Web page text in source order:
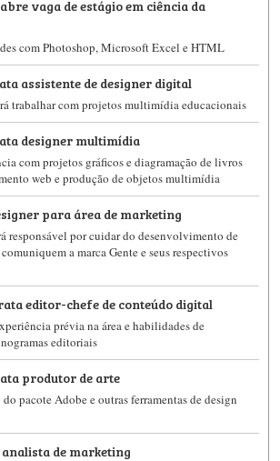
vaga de estágio em ciência da
com Photoshop, Microsoft Excel e HTML
assistente de designer digital
trabalhar com projetos multimídia educacionais
designer multimídia
com projetos gráficos e diagramação de livros
web e produção de objetos multimídia
para área de marketing
responsável por cuidar do desenvolvimento de
a marca Gente e seus respectivos
editor-chefe de conteúdo digital
prévia na área e habilidades de
editoriais
produtor de arte
pacote Adobe e outras ferramentas de design
de marketing